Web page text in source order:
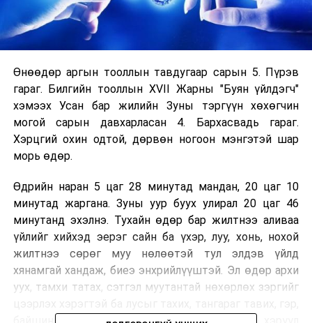
Өнөөдөр аргын тооллын тавдугаар сарын 5. Пүрэв
гараг. Билгийн тооллын XVII Жарны "Буян үйлдэгч"
хэмээх Усан бар жилийн Зуны тэргүүн хөхөгчин
могой сарын давхарласан 4. Бархасвадь гараг.
Хэрцгий охин одтой, дөрвөн ногоон мэнгэтэй шар
морь өдөр.
Өдрийн наран 5 цаг 28 минутад мандан, 20 цаг 10
минутад жаргана. Зуны уур буух улирал 20 цаг 46
минутанд эхэлнэ. Тухайн өдөр бар жилтнээ аливаа
үйлийг хийхэд эерэг сайн ба үхэр, луу, хонь, нохой
жилтнээ сөрөг муу нөлөөтэй тул элдэв үйлд
хянамгай хандаж, биеэ энхрийлүүштэй. Эл өдөр архи
уух, тамхи татах, сэтгэл муутантай нөхөрлөх зэргийг
байшингийн суурь тавихад сайн. Гэр бүрэх, хэрүүл